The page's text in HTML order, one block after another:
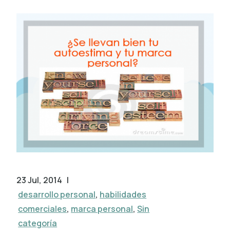
23 Jul, 2014 |
desarrollo personal, habilidades
comerciales, marca personal,Sin
categoría